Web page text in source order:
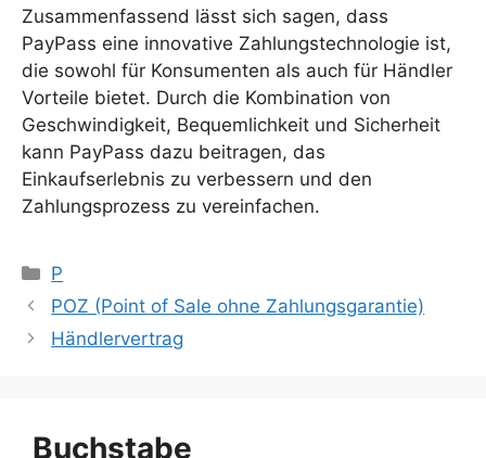
Zusammenfassend lässt sich sagen, dass
PayPass eine innovative Zahlungstechnologie ist,
die sowohl für Konsumenten als auch für Händler
Vorteile bietet. Durch die Kombination von
Geschwindigkeit, Bequemlichkeit und Sicherheit
kann PayPass dazu beitragen, das
Einkaufserlebnis zu verbessern und den
Zahlungsprozess zu vereinfachen.
Kategorien
P
POZ (Point of Sale ohne Zahlungsgarantie)
Händlervertrag
Buchstabe